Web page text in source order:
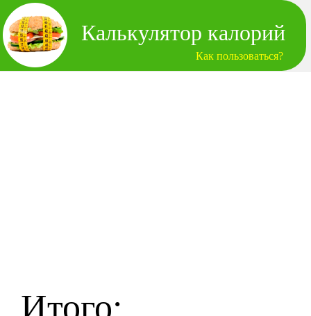
Калькулятор калорий
Как пользоваться?
Итого: